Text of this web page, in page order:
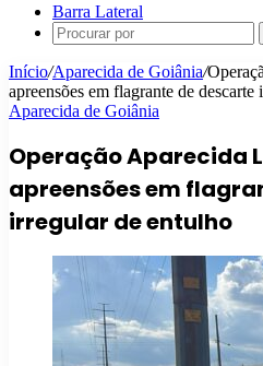
Barra Lateral
Início/Aparecida de Goiânia/
apreensões em flagrante de
Aparecida de Goiânia
Operação Aparecida
apreensões em
irregular de entulho